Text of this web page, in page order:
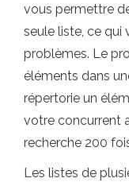
vous permettre
seule liste, ce
problèmes. Le
éléments dans
répertorie un
votre concurrent
recherche 200
Les listes de